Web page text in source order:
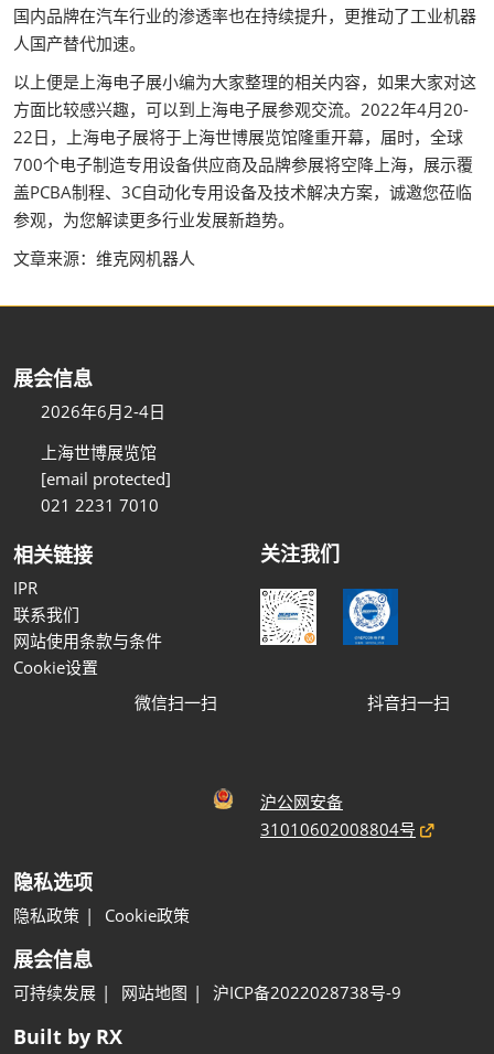
国内品牌在汽车行业的渗透率也在持续提升，更推动了工业机器
人国产替代加速。
以上便是上海电子展小编为大家整理的相关内容，如果大家对这
方面比较感兴趣，可以到上海电子展参观交流。2022年4月20-
22日，上海电子展将于上海世博展览馆隆重开幕，届时，全球
700个电子制造专用设备供应商及品牌参展将空降上海，展示覆
盖PCBA制程、3C自动化专用设备及技术解决方案，诚邀您莅临
参观，为您解读更多行业发展新趋势。
文章来源：维克网机器人
展会信息
2026年6月2-4日
上海世博展览馆
[email protected]
021 2231 7010
相关链接
IPR
联系我们
网站使用条款与条件
Cookie设置
关注我们
微信扫一扫 抖音扫一扫
沪公网安备
31010602008804号
隐私选项
隐私政策 Cookie政策
展会信息
可持续发展 网站地图 沪ICP备2022028738号-9
Built by RX